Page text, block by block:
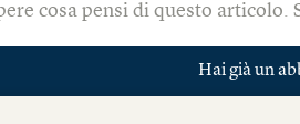
cosa pensi di questo articolo.